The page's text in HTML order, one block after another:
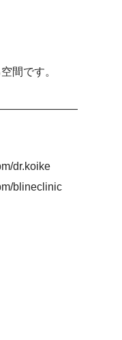
間です。
dr.koike
blineclinic